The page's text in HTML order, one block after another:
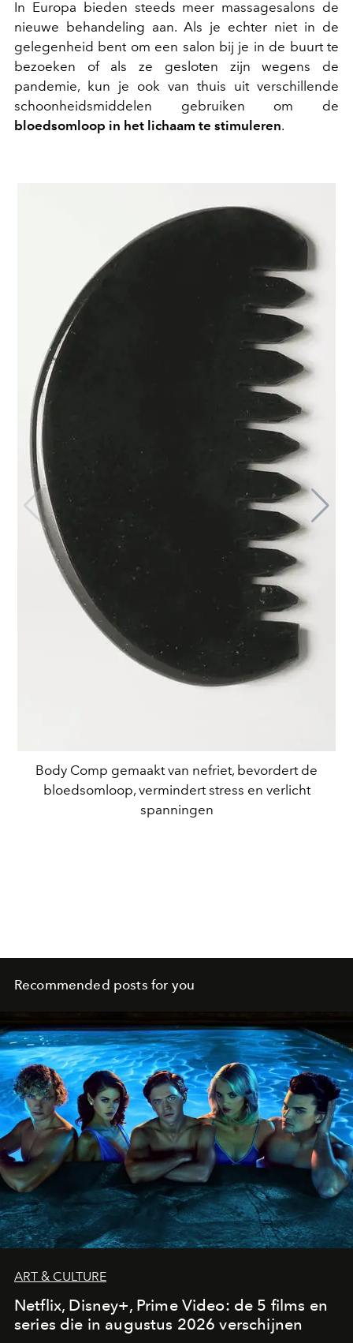
In Europa bieden steeds meer massagesalons de
nieuwe behandeling aan. Als je echter niet in de
gelegenheid bent om een salon bij je in de buurt te
bezoeken of als ze gesloten zijn wegens de
pandemie, kun je ook van thuis uit verschillende
schoonheidsmiddelen gebruiken om de
bloedsomloop in het lichaam te stimuleren.
Body Comp gemaakt van nefriet, bevordert de
bloedsomloop, vermindert stress en verlicht
spanningen
Recommended posts for you
ART & CULTURE
Netflix, Disney+, Prime Video: de 5 films en
series die in augustus 2026 verschijnen